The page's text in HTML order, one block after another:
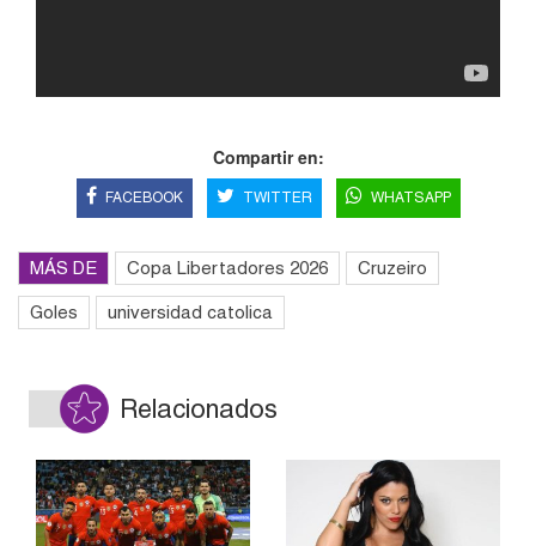
Compartir en:
FACEBOOK TWITTER WHATSAPP
MÁS DE Copa Libertadores 2026 Cruzeiro
Goles universidad catolica
Relacionados